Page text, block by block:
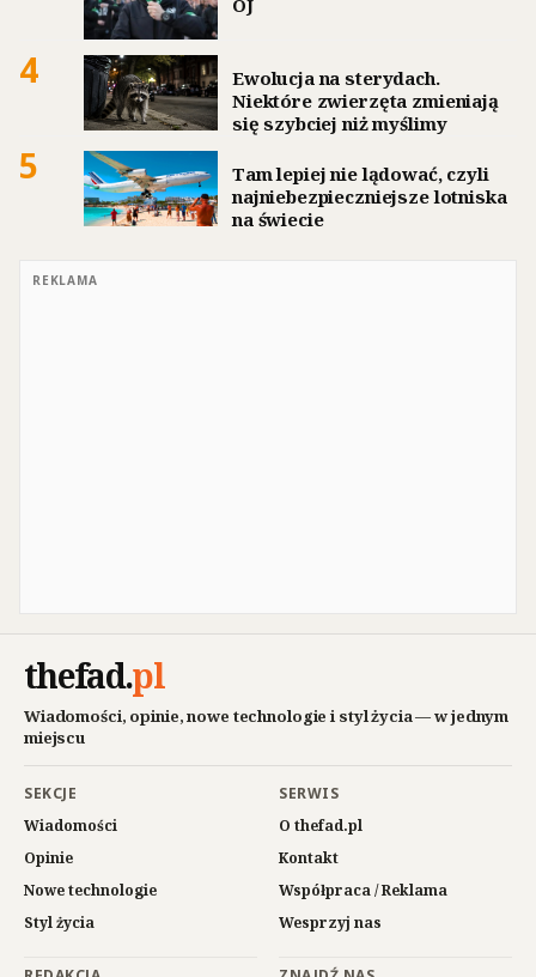
4
Ewolucja na sterydach.
Niektóre zwierzęta zmieniają
się szybciej niż myślimy
5
Tam lepiej nie lądować, czyli
najniebezpieczniejsze lotniska
na świecie
REKLAMA
thefad.pl
Wiadomości, opinie, nowe technologie i styl życia — w jednym
miejscu
SEKCJE
Wiadomości
Opinie
Nowe technologie
Styl życia
SERWIS
O thefad.pl
Kontakt
Współpraca / Reklama
Wesprzyj nas